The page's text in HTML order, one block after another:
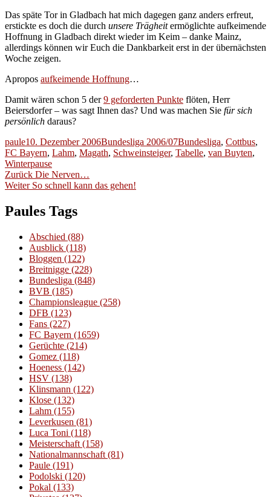
Das späte Tor in Gladbach hat mich dagegen ganz anders erfreut,
erstickte es doch die durch unsere Trägheitermöglichte aufkeimende
Hoffnung in Gladbach direkt wieder im Keim – danke Mainz,
allerdings können wir Euch die Dankbarkeit erst in der übernächsten
Woche zeigen.
Apropos aufkeimende Hoffnung…
Damit wären schon 5 der9 geforderten Punkte flöten, Herr
Beiersdorfer – was sagt Ihnen das? Und was machen Sie für sich
persönlich daraus?
Autor
pauleVeröffentlicht
am
10. Dezember 2006Kategorien
Bundesliga 2006/07Schlagwörter
Bundesliga, Cottbus,
FC Bayern, Lahm, Magath, Schweinsteiger, Tabelle, van Buyten,
Winterpause
Beitragsnavigation
Zurück Vorheriger
Beitrag:
Die Nerven…
Weiter Nächster
So schnell kann das gehen!
Paules Tags
Abschied (88)
Ausblick (118)
Bloggen (122)
Breitnigge (228)
Bundesliga (848)
BVB (185)
Championsleague (258)
DFB (123)
Fans (227)
FC Bayern (1659)
Gerüchte (214)
Gomez (118)
Hoeness (142)
HSV (138)
Klinsmann (122)
Klose (132)
Lahm (155)
Leverkusen (81)
Luca Toni (118)
Meisterschaft (158)
Nationalmannschaft (81)
Paule (191)
Podolski (120)
Pokal (133)